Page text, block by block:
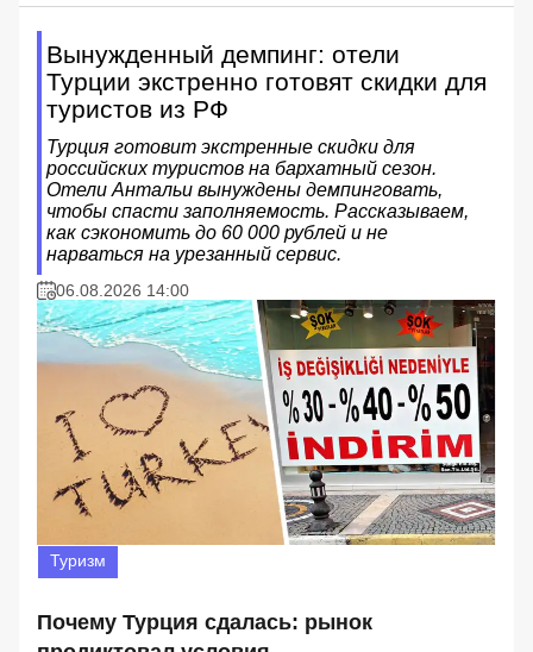
Вынужденный демпинг: отели
Турции экстренно готовят скидки для
туристов из РФ
Турция готовит экстренные скидки для
российских туристов на бархатный сезон.
Отели Антальи вынуждены демпинговать,
чтобы спасти заполняемость. Рассказываем,
как сэкономить до 60 000 рублей и не
нарваться на урезанный сервис.
06.08.2026 14:00
Туризм
Почему Турция сдалась: рынок